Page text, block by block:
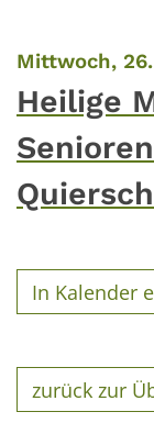
Mittwoch,
Heilige
In Kalender
zurück zur